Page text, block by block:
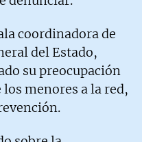
coordinadora de
del Estado,
su preocupación
menores a la red,